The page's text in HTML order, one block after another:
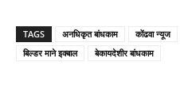
TAGS अनधिकृत बांधकाम कोंढवा न्यूज
बिल्डर माने इक्बाल
बेकायदेशीर बांधकाम